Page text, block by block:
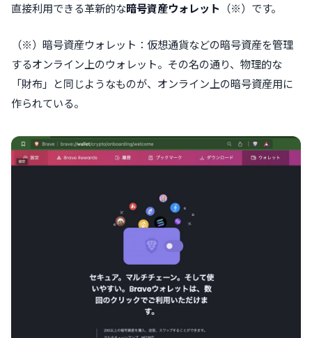
直接利用できる革新的な暗号資産ウォレット （※）です。
（※）暗号資産ウォレット：仮想通貨などの暗号資産を管理
するオンライン上のウォレット。その名の通り、物理的な
「財布」と同じようなものが、オンライン上の暗号資産用に
作られている。